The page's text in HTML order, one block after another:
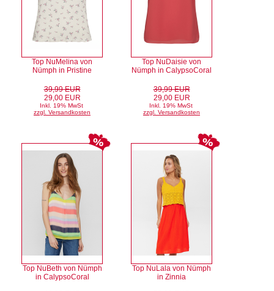
Top NuMelina von
Nümph in Pristine
39,99 EUR
29,00 EUR
Inkl. 19% MwSt
zzgl. Versandkosten
Top NuDaisie von
Nümph in CalypsoCoral
39,99 EUR
29,00 EUR
Inkl. 19% MwSt
zzgl. Versandkosten
Top NuBeth von Nümph
in CalypsoCoral
Top NuLala von Nümph
in Zinnia